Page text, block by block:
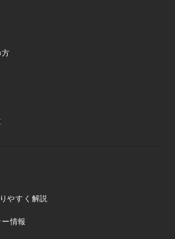
方
やすく解説
情報